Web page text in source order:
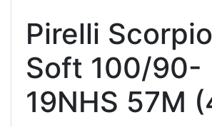
Pirelli
Soft 100/90-
19NHS 57M